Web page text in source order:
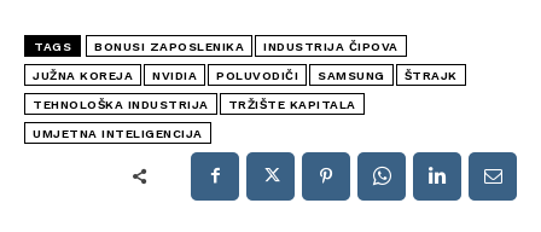
TAGS BONUSI ZAPOSLENIKA INDUSTRIJA ČIPOVA
JUŽNA KOREJA NVIDIA POLUVODIČI SAMSUNG ŠTRAJK
TEHNOLOŠKA INDUSTRIJA TRŽIŠTE KAPITALA
UMJETNA INTELIGENCIJA